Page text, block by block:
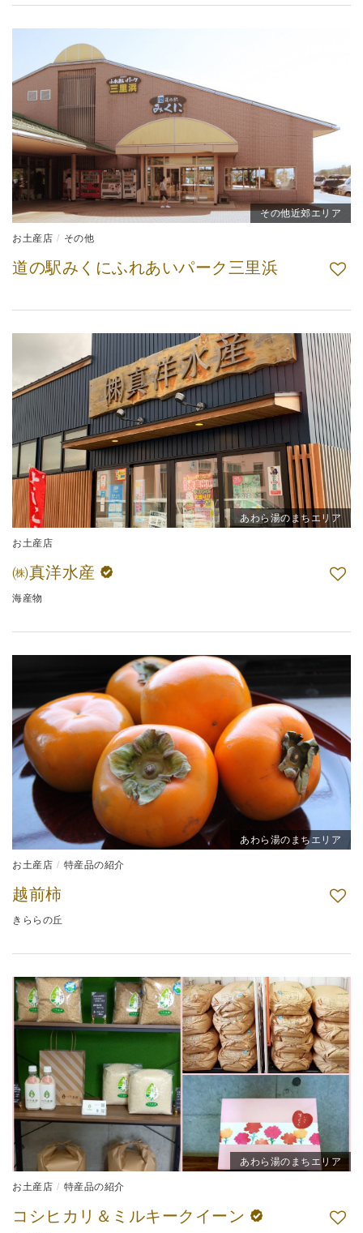
その他近郊エリア
お土産店 その他
道の駅みくにふれあいパーク三里浜
あわら湯のまちエリア
お土産店
㈱真洋水産
海産物
あわら湯のまちエリア
お土産店 特産品の紹介
越前柿
きららの丘
あわら湯のまちエリア
お土産店 特産品の紹介
コシヒカリ＆ミルキークイーン